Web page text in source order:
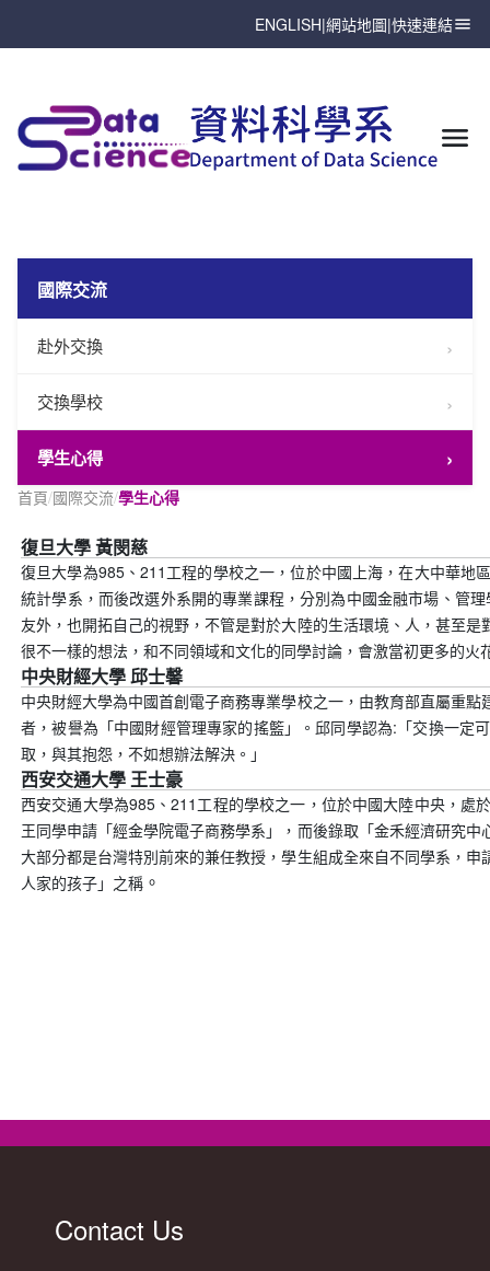
ENGLISH|網站地圖|快速連結
國際交流
赴外交換
交換學校
學生心得
首頁/國際交流/學生心得
復旦大學 黃閔慈
復旦大學為985、211工程的學校之一，位於中國上海，在大中華地
統計學系，而後改選外系開的專業課程，分別為中國金融市場、管
友外，也開拓自己的視野，不管是對於大陸的生活環境、人，甚至
很不一樣的想法，和不同領域和文化的同學討論，會激當初更多的火
中央財經大學 邱士馨
中央財經大學為中國首創電子商務專業學校之一，由教育部直屬重
者，被譽為「中國財經管理專家的搖籃」。邱同學認為:「交換一定
取，與其抱怨，不如想辦法解決。」
西安交通大學 王士豪
西安交通大學為985、211工程的學校之一，位於中國大陸中央，處
王同學申請「經金學院電子商務學系」，而後錄取「金禾經濟研究
大部分都是台灣特別前來的兼任教授，學生組成全來自不同學系，
人家的孩子」之稱 。
Contact Us